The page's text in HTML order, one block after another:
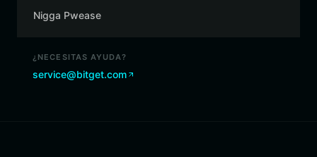
Nigga Pwease
¿NECESITAS AYUDA?
service@bitget.com